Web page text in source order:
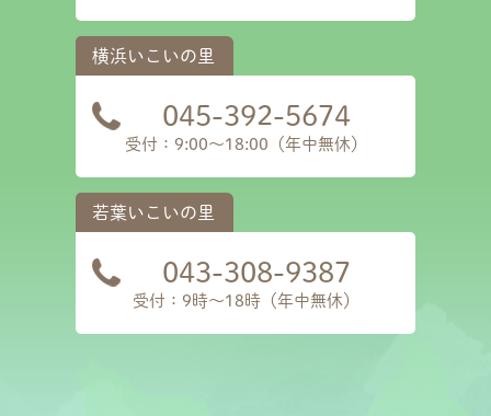
045-392-5674
受付：9:00～18:00（年中無休）
043-308-9387
受付：9時〜18時（年中無休）